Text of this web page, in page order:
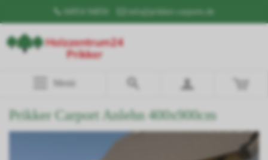
info@prikker-carports.de
Menü
Prikker Carport Anlehn 400x900cm